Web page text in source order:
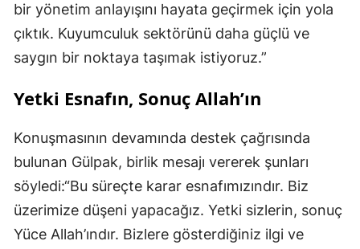
bir yönetim anlayışını hayata geçirmek için yola
çıktık. Kuyumculuk sektörünü daha güçlü ve
saygın bir noktaya taşımak istiyoruz.”
Yetki Esnafın, Sonuç Allah’ın
Konuşmasının devamında destek çağrısında
bulunan Gülpak, birlik mesajı vererek şunları
söyledi:“Bu süreçte karar esnafımızındır. Biz
üzerimize düşeni yapacağız. Yetki sizlerin, sonuç
Yüce Allah’ındır. Bizlere gösterdiğiniz ilgi ve